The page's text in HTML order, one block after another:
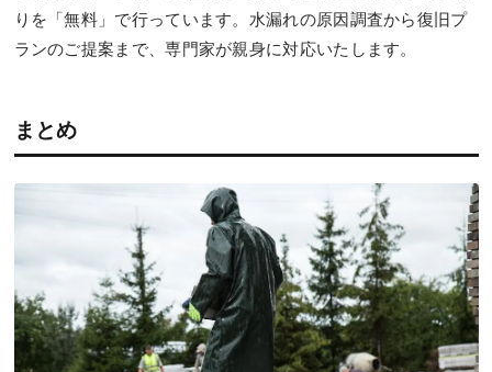
りを「無料」で行っています。水漏れの原因調査から復旧プ
ランのご提案まで、専門家が親身に対応いたします。
まとめ